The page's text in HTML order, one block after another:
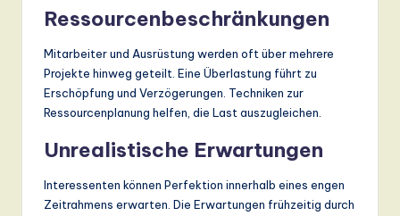
Ressourcenbeschränkungen
Mitarbeiter und Ausrüstung werden oft über mehrere
Projekte hinweg geteilt. Eine Überlastung führt zu
Erschöpfung und Verzögerungen. Techniken zur
Ressourcenplanung helfen, die Last auszugleichen.
Unrealistische Erwartungen
Interessenten können Perfektion innerhalb eines engen
Zeitrahmens erwarten. Die Erwartungen frühzeitig durch